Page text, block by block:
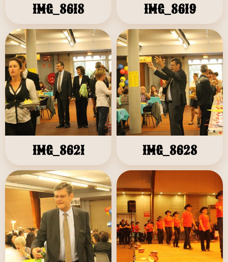
IMG_8618 IMG_8619
IMG_8621 IMG_8628